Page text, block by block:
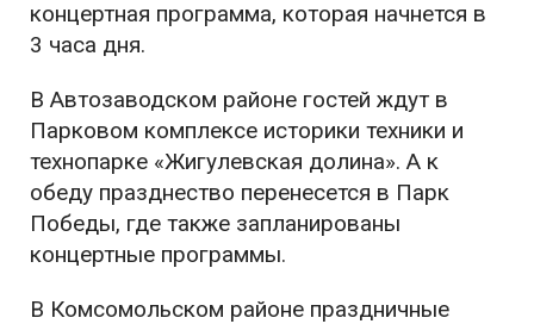
концертная программа, которая начнется в
3 часа дня.
В Автозаводском районе гостей ждут в
Парковом комплексе историки техники и
технопарке «Жигулевская долина». А к
обеду празднество перенесется в Парк
Победы, где также запланированы
концертные программы.
В Комсомольском районе праздничные